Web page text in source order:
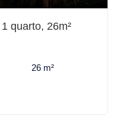
quarto, 26m²
26 m²